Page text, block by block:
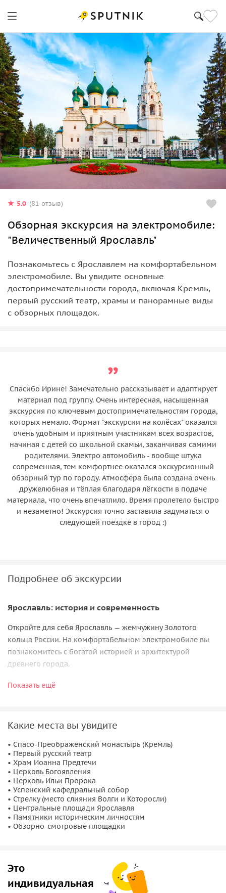
5.0 (81 отзыв)
Обзорная экскурсия на электромобиле:
"Величественный Ярославль"
Познакомьтесь с Ярославлем на комфортабельном
электромобиле. Вы увидите основные
достопримечательности города, включая Кремль,
первый русский театр, храмы и панорамные виды
с обзорных площадок.
Спасибо Ирине! Замечательно рассказывает и адаптирует
материал под группу. Очень интересная, насыщенная
экскурсия по ключевым достопримечательностям города,
которых немало. Формат "экскурсии на колёсах" оказался
очень удобным и приятным участникам всех возрастов,
начиная с детей со школьной скамьи, заканчивая самими
родителями. Электро автомобиль - вообще штука
современная, тем комфортнее оказался экскурсионный
обзорный тур по городу. Атмосфера была создана очень
дружелюбная и тёплая благодаря лёгкости в подаче
материала, что очень впечатлило. Время пролетело быстро
и незаметно! Экскурсия точно заставила задуматься о
следующей поездке в город :)
Подробнее об экскурсии
Ярославль: история и современность
Откройте для себя Ярославль — жемчужину Золотого
кольца России. На комфортабельном электромобиле вы
познакомитесь с богатой историей и архитектурой
древнего города.
Основные достопримечательности
театр, храмовые комплексы и памятники архитектуры. С
обзорных площадок откроются панорамные виды на
город и Стрелку — место слияния Волги и Которосли.
Комфорт и экология
Экскурсия проводится на современном электромобиле,
что обеспечивает тихий и экологичный осмотр
достопримечательностей. Маршрут продуман таким
Показать ещё
Какие места вы увидите
• Спасо-Преображенский монастырь (Кремль)
• Первый русский театр
• Храм Иоанна Предтечи
• Церковь Богоявления
• Церковь Ильи Пророка
• Успенский кафедральный собор
• Стрелку (место слияния Волги и Которосли)
• Центральные площади Ярославля
• Памятники историческим личностям
• Обзорно-смотровые площадки
Это
индивидуальная